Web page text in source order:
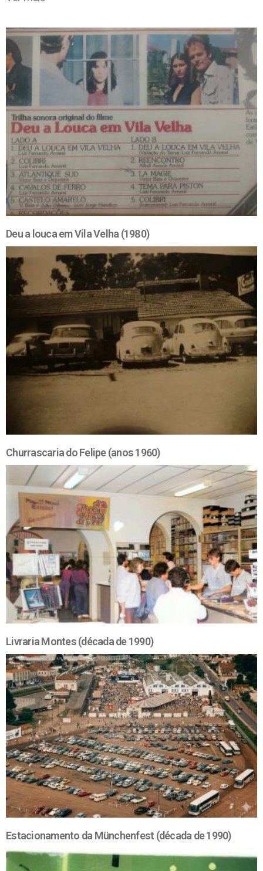
Deu a louca em Vila Velha (1980)
Churrascaria do Felipe (anos 1960)
Livraria Montes (década de 1990)
Estacionamento da Münchenfest (década de 1990)